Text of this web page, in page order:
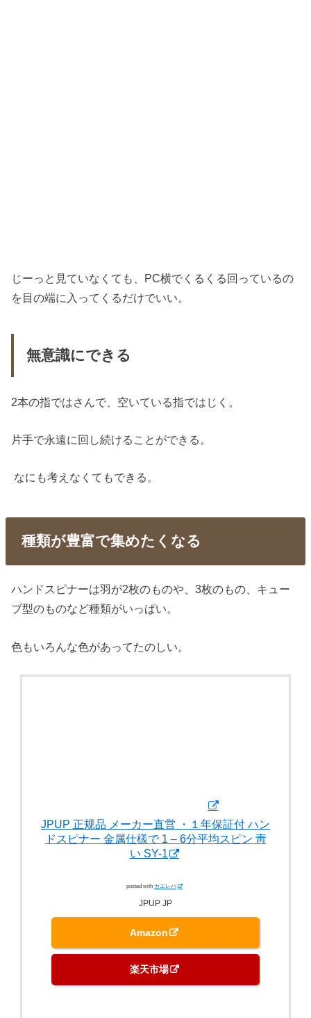
じーっと見ていなくても、PC横でくるくる回っているの
を目の端に入ってくるだけでいい。
無意識にできる
2本の指ではさんで、空いている指ではじく。
片手で永遠に回し続けることができる。
なにも考えなくてもできる。
種類が豊富で集めたくなる
ハンドスピナーは羽が2枚のものや、3枚のもの、キュー
ブ型のものなど種類がいっぱい。
色もいろんな色があってたのしい。
JPUP 正规品 メーカー直営 ・１年保証付 ハン
ドスピナー 金属仕樣で 1 – 6分平均スピン 靑
い SY-1
posted with カエレバ
JPUP JP
Amazon
楽天市場